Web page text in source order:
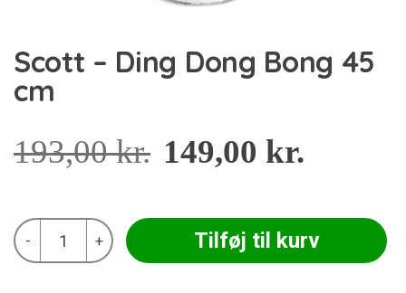
Scott – Ding Dong Bong 45
cm
193,00kr. 149,00 kr.
-
Scott
Ding
+ Tilføj til kurv